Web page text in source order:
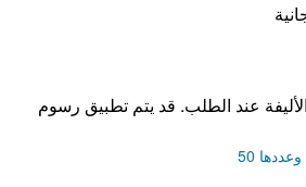
عند الطلب. قد يتم تطبيق رسوم
50